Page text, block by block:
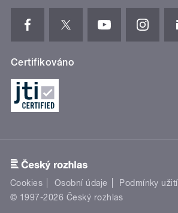
Certifikováno
Cookies Osobní údaje Podmínky užití
© 1997-2026 Český rozhlas